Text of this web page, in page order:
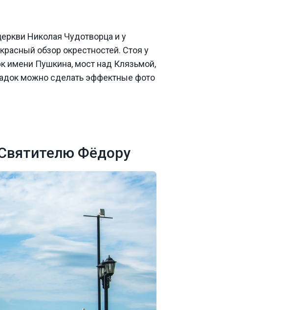
Николая Чудотворца и у
обзор окрестностей. Стоя у
имени Пушкина, мост над Клязьмой,
можно сделать эффектные фото
Фёдору